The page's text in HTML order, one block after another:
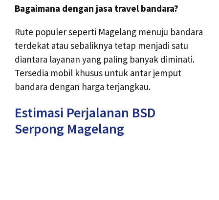
Bagaimana dengan jasa travel bandara?
Rute populer seperti Magelang menuju bandara
terdekat atau sebaliknya tetap menjadi satu
diantara layanan yang paling banyak diminati.
Tersedia mobil khusus untuk antar jemput
bandara dengan harga terjangkau.
Estimasi Perjalanan BSD
Serpong Magelang